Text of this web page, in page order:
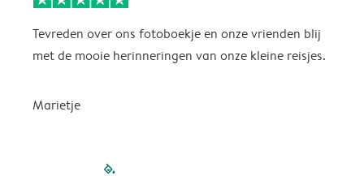
Tevreden over ons fotoboekje en onze vrienden blij
met de mooie herinneringen van onze kleine reisjes.
Marietje
filled-pagination